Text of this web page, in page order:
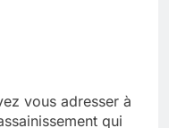
vous adresser à
qui